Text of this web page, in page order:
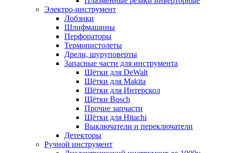
Электро-инструмент
Лобзики
Шлифмашины
Перфораторы
Термопистолеты
Дрели, шуруповерты
Запасные части для инструмента
Щётки для DeWalt
Щётки для Makita
Щётки для Интерскол
Щётки Bosch
Прочие запчасти
Щётки для Hitachi
Выключатели и переключатели
Детекторы
Ручной инструмент